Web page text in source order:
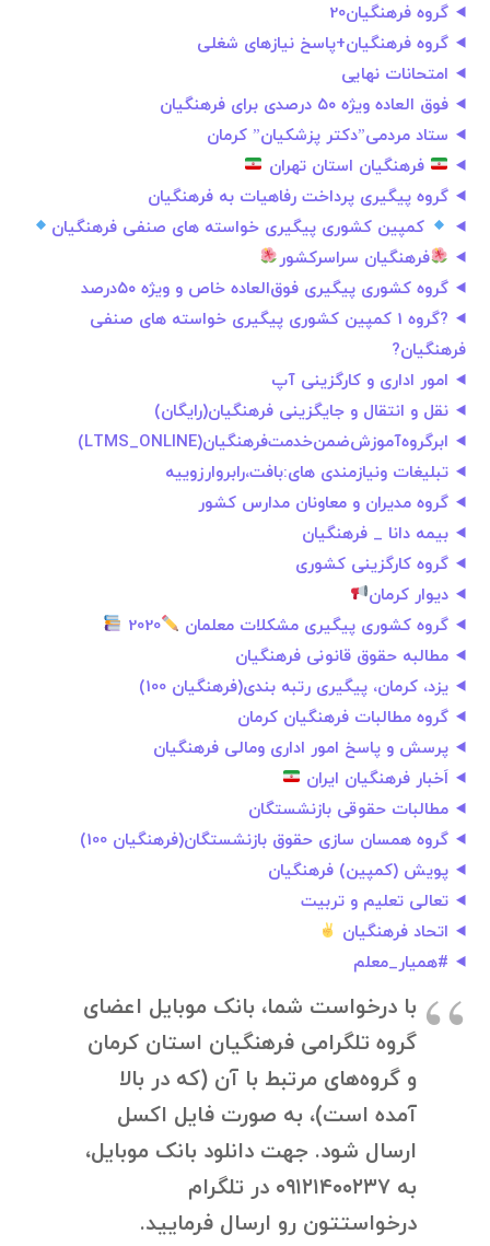
گروه فرهنگیان20
گروه فرهنگیان+پاسخ نیازهای شغلی
امتحانات نهایی
فوق العاده ویژه ۵۰ درصدی برای فرهنگیان
ستاد مردمی‌”دکتر پزشکیان” کرمان
فرهنگیان استان تهران
گروه پیگیری پرداخت رفاهیات به فرهنگیان
کمپین کشوری پیگیری خواسته های صنفی فرهنگیان
فرهنگیان سراسرکشور
گروه کشوری پیگیری فوق‌العاده خاص و ویژه ۵۰درصد
?گروه 1 کمپین کشوری پیگیری خواسته های صنفی
فرهنگیان?
امور اداری و کارگزینی آپ
نقل و انتقال و جایگزینی فرهنگیان(رایگان)
ابرگروه‌آموزش‌ضمن‌خدمت‌فرهنگيان(LTMS_ONLINE)
تبلیغات ونیازمندی های:بافت،رابروارزوییه
گروه مدیران و معاونان مدارس کشور
بیمه دانا _ فرهنگیان
گروه کارگزینی کشوری
دیوار کرمان
گروه کشوری پیگیری مشکلات معلمان
2020
مطالبه حقوق قانونی فرهنگیان
یزد، کرمان، پیگیری رتبه بندی(فرهنگیان 100)
گروه مطالبات فرهنگیان کرمان
پرسش و پاسخ امور اداری ومالی فرهنگیان
اَخبار فرهنگیان ایران ⁦
مطالبات حقوقی بازنشستگان
گروه همسان سازی حقوق بازنشستگان(فرهنگیان 100)
پویش (کمپین) فرهنگیان
تعالی تعلیم و تربیت
اتحاد فرهنگیان
#همیار_معلم
با درخواست شما، بانک موبایل اعضای
گروه تلگرامی فرهنگیان استان کرمان
و گروه‌های مرتبط با آن (که در بالا
آمده است)، به صورت فایل اکسل
ارسال شود. جهت دانلود بانک موبایل،
به ۰۹۱۲۱۴۰۰۲۳۷ در تلگرام
درخواستتون رو ارسال فرمایید.